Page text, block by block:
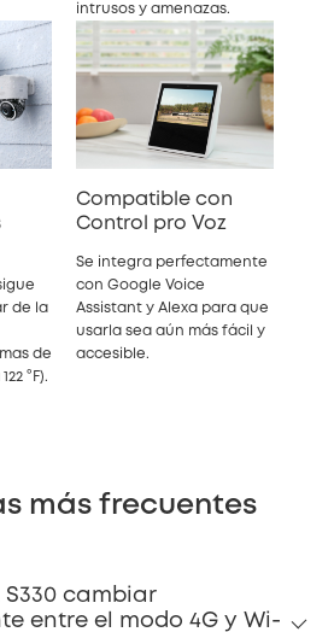
intrusos y amenazas.
de la
de
°F).
Compatible con
Control pro Voz
Se integra perfectamente
con Google Voice
Assistant y Alexa para que
usarla sea aún más fácil y
accesible.
más frecuentes
S330 cambiar
entre el modo 4G y Wi-